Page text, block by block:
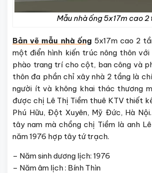
Mẫu nhà ống 5x17m cao 2
Bản vẽ mẫu nhà ống5x17m cao 2
một điển hình kiến trúc nông thôn với
phào trang trí cho cột, ban công và
thôn đa phần chỉ xây nhà 2 tầng là
người ít và không khai thác thương
được chị Lê Thị Tiềm thuê KTV thiết
Phú Hữu, Đột Xuyên, Mỹ Đức, Hà
tây nam mà chồng chị Tiềm là anh
năm 1976 hợp tây tứ trạch.
– Năm sinh dương lịch: 1976
– Năm âm lịch : Bính Thìn